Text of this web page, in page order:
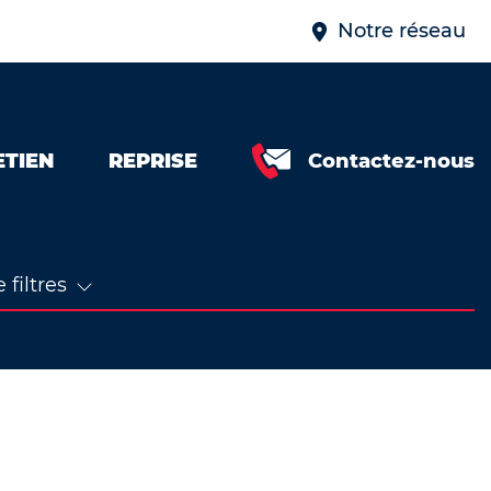
Notre réseau
REPRISE Contactez-nous
filtres